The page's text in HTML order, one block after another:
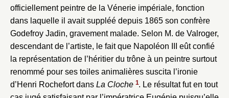
officiellement peintre de la Vénerie impériale, fonction
dans laquelle il avait suppléé depuis 1865 son confrère
Godefroy Jadin, gravement malade. Selon M. de Valroger,
descendant de l’artiste, le fait que Napoléon III eût confié
la représentation de l’héritier du trône à un peintre surtout
renommé pour ses toiles animalières suscita l’ironie
d’Henri Rochefort dans La Cloche 1. Le résultat fut en tout
Valider
Nouveau dossier
Mot de passe